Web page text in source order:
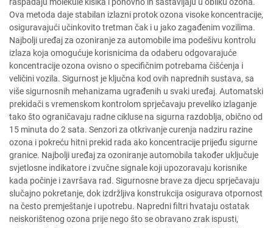
Ova metoda daje stabilan izlazni protok ozona visoke koncentracije,
osiguravajući učinkovito tretman čak i u jako zagađenim vozilima.
Najbolji uređaj za ozoniranje za automobile ima podešivu kontrolu
izlaza koja omogućuje korisnicima da odaberu odgovarajuće
koncentracije ozona ovisno o specifičnim potrebama čišćenja i
veličini vozila. Sigurnost je ključna kod ovih naprednih sustava, sa
više sigurnosnih mehanizama ugrađenih u svaki uređaj. Automatski
prekidači s vremenskom kontrolom sprječavaju preveliko izlaganje
tako što ograničavaju radne cikluse na sigurna razdoblja, obično od
15 minuta do 2 sata. Senzori za otkrivanje curenja nadziru razine
ozona i pokreću hitni prekid rada ako koncentracije prijeđu sigurne
granice. Najbolji uređaj za ozoniranje automobila također uključuje
svjetlosne indikatore i zvučne signale koji upozoravaju korisnike
kada počinje i završava rad. Sigurnosne brave za djecu sprječavaju
slučajno pokretanje, dok izdržljiva konstrukcija osigurava otpornost
na često premještanje i upotrebu. Napredni filtri hvataju ostatak
neiskorištenog ozona prije nego što se obravano zrak ispusti,